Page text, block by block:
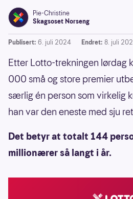
Pie-Christine
Skagsoset Norseng
Publisert: 6. juli 2024 Endret: 8. juli
Etter Lotto-trekningen lørdag
000 små og store premier
særlig én person som virkelig
han var den eneste med sju
Det betyr at totalt 144
millionærer så langt i år.